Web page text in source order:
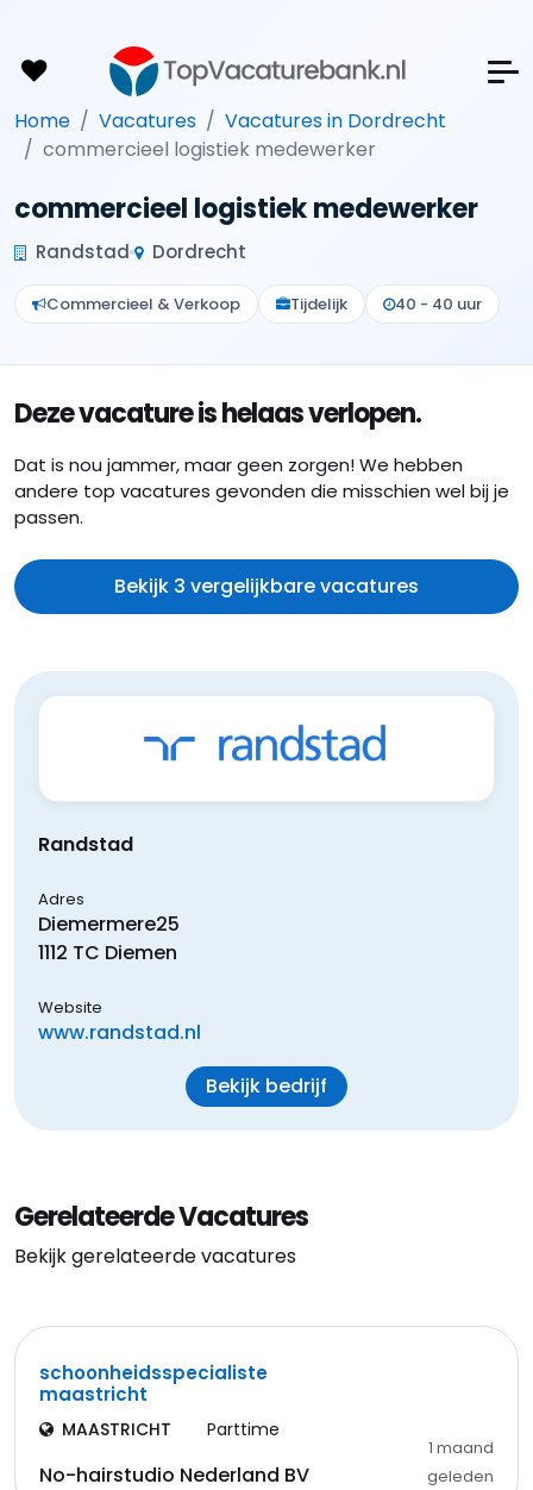
Home Vacatures
Vacatures in Dordrecht
commercieel logistiek medewerker
commercieel logistiek medewerker
Randstad Dordrecht
Commercieel & Verkoop Tijdelijk 40 - 40 uur
Deze vacature is helaas verlopen.
Dat is nou jammer, maar geen zorgen! We hebben
andere top vacatures gevonden die misschien wel bij je
passen.
Bekijk 3 vergelijkbare vacatures
Randstad
Adres
Diemermere25
1112 TC Diemen
Website
www.randstad.nl
Bekijk bedrijf
Gerelateerde Vacatures
Bekijk gerelateerde vacatures
schoonheidsspecialiste
maastricht
MAASTRICHT Parttime
No-hairstudio Nederland BV
1 maand
geleden